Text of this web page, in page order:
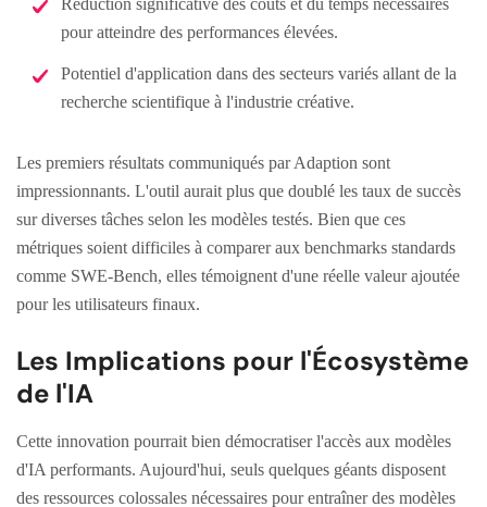
pour atteindre des performances élevées.
Potentiel d'application dans des secteurs variés allant de la
recherche scientifique à l'industrie créative.
Les premiers résultats communiqués par Adaption sont
impressionnants. L'outil aurait plus que doublé les taux de succès
sur diverses tâches selon les modèles testés. Bien que ces
métriques soient difficiles à comparer aux benchmarks standards
comme SWE-Bench, elles témoignent d'une réelle valeur ajoutée
pour les utilisateurs finaux.
Les Implications pour l'Écosystème
de l'IA
Cette innovation pourrait bien démocratiser l'accès aux modèles
d'IA performants. Aujourd'hui, seuls quelques géants disposent
des ressources colossales nécessaires pour entraîner des modèles